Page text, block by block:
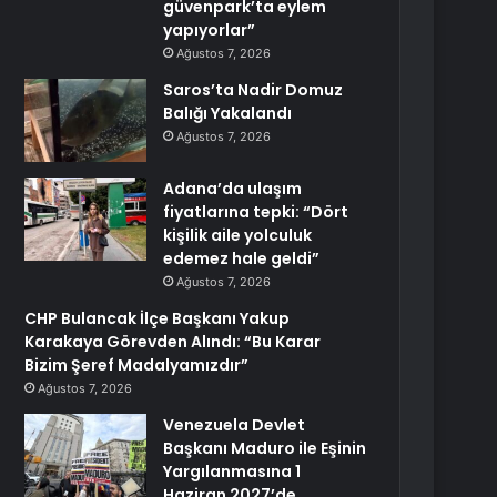
güvenpark’ta eylem
yapıyorlar”
Ağustos 7, 2026
Saros’ta Nadir Domuz
Balığı Yakalandı
Ağustos 7, 2026
Adana’da ulaşım
fiyatlarına tepki: “Dört
kişilik aile yolculuk
edemez hale geldi”
Ağustos 7, 2026
CHP Bulancak İlçe Başkanı Yakup
Karakaya Görevden Alındı: “Bu Karar
Bizim Şeref Madalyamızdır”
Ağustos 7, 2026
Venezuela Devlet
Başkanı Maduro ile Eşinin
Yargılanmasına 1